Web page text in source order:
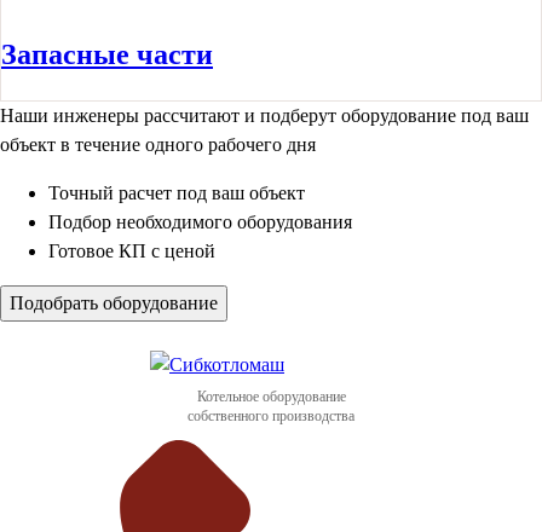
Запасные части
Наши инженеры рассчитают и подберут оборудование под ваш
объект в течение одного рабочего дня
Точный расчет под ваш объект
Подбор необходимого оборудования
Готовое КП с ценой
Подобрать оборудование
Котельное оборудование
собственного производства